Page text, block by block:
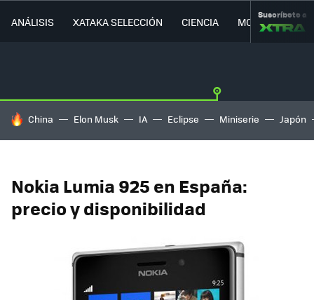
ANÁLISIS XATAKA SELECCIÓN CIENCIA MOVILIDAD
Suscríbete a
HOY SE HABLA DE
China Elon Musk IA Eclipse Miniserie Japón
Nokia Lumia 925 en España:
precio y disponibilidad